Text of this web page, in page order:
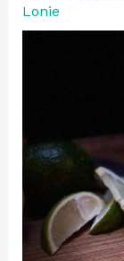
Lonie